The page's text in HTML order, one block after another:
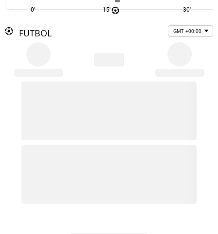
0' 15' 30'
FUTBOL GMT +00:00